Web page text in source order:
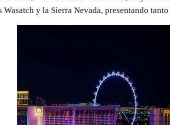
Wasatch y la Sierra Nevada, presentando